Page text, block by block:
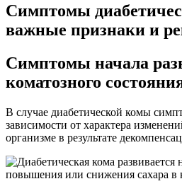
Симптомы
важные признаки и
Симптомы начала
коматозного
В случае диабетической комы
зависимости от характера
организме в результате